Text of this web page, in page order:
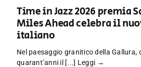
Time in Jazz 2026 premia
Miles Ahead celebra il
italiano
Nel paesaggio granitico della Gallura,
quarant’anni il [...] Leggi →